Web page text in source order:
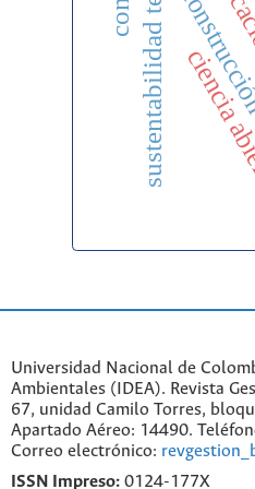
Universidad Nacional de
Ambientales (IDEA). Revista
67, unidad Camilo Torres,
Apartado Aéreo: 14490.
Correo electrónico:
ISSN Impreso: 0124-177X